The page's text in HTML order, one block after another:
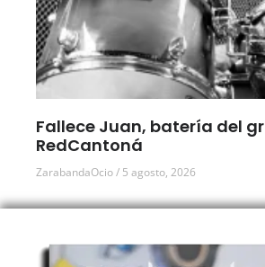
Fallece Juan, batería del
RedCantoná
ZarabandaOcio 5 agosto, 2026